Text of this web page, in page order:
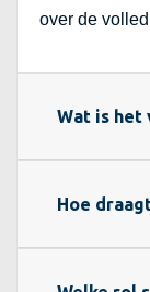
over de
Wat is het
Hoe